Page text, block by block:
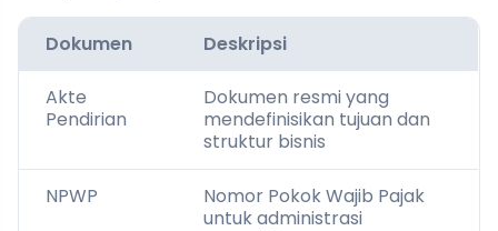
Dokumen Deskripsi
Akte
Pendirian
Dokumen resmi yang
mendefinisikan tujuan dan
struktur bisnis
NPWP
Nomor Pokok Wajib Pajak
untuk administrasi